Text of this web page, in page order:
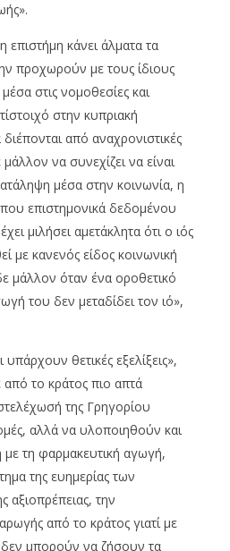
επιστήμη κάνει άλματα τα
προχωρούν με τους ίδιους
στις νομοθεσίες και
στην κυπριακή
από αναχρονιστικές
να συνεχίζει να είναι
μέσα στην κοινωνία, η
επιστημονικά δεδομένου
μιλήσει αμετάκλητα ότι ο ιός
με κανενός είδος κοινωνική
όταν ένα οροθετικό
του δεν μεταδίδει τον ιό»,
θετικές εξελίξεις»,
το κράτος πιο απτά
της Γρηγορίου
αλλά να υλοποιηθούν και
τη φαρμακευτική αγωγή,
της ευημερίας των
αξιοπρέπειας, την
από το κράτος γιατί με
μπορούν να ζήσουν τα